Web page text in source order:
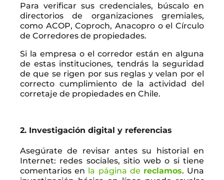
Para verificar sus credenciales, búscalo en
directorios de organizaciones gremiales,
como ACOP, Coproch, Anacopro o el Círculo
de Corredores de propiedades.
Si la empresa o el corredor están en alguna
de estas instituciones, tendrás la seguridad
de que se rigen por sus reglas y velan por el
correcto cumplimiento de la actividad del
corretaje de propiedades en Chile.
2. Investigación digital y referencias
Asegúrate de revisar antes su historial en
Internet: redes sociales, sitio web o si tiene
comentarios en la página de reclamos. Una